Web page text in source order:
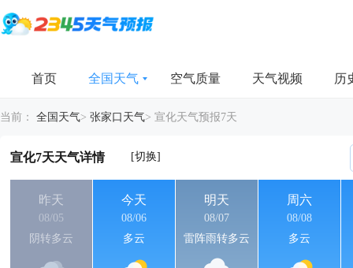
首页 全国天气 空气质量 天气视频 历
当前： 全国天气> 张家口天气> 宣化天气预报7天
宣化7天天气详情 [切换]
昨天
08/05
阴转多云
今天
08/06
多云
明天
08/07
雷阵雨转多云
周六
08/08
多云